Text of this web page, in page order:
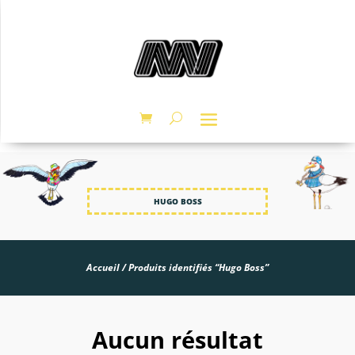
HUGO BOSS
Accueil/ Produits identifiés “Hugo Boss”
Aucun résultat